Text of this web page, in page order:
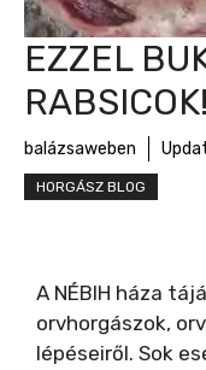
EZZEL
RABSICOK!
balázsaweben
HORGÁSZ BLOG
A NÉBIH háza
orvhorgászok,
lépéseiről. Sok